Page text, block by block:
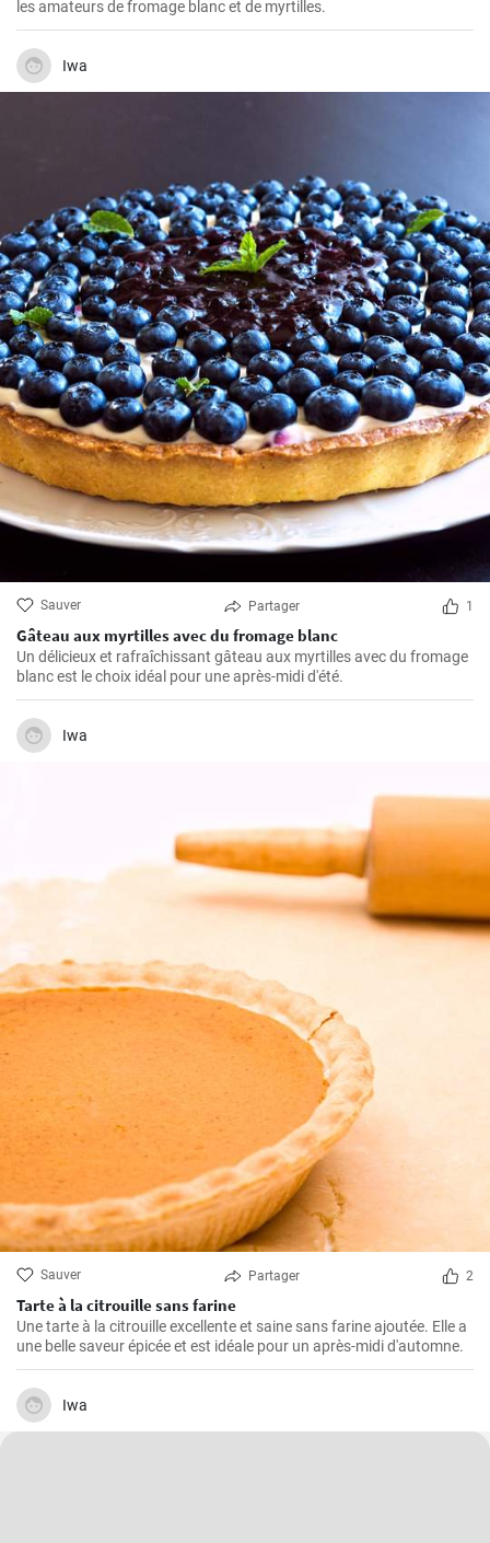
les amateurs de fromage blanc et de myrtilles.
Iwa
Sauver Partager 1
Gâteau aux myrtilles avec du fromage blanc
Un délicieux et rafraîchissant gâteau aux myrtilles avec du fromage
blanc est le choix idéal pour une après-midi d'été.
Iwa
Sauver Partager 2
Tarte à la citrouille sans farine
Une tarte à la citrouille excellente et saine sans farine ajoutée. Elle a
une belle saveur épicée et est idéale pour un après-midi d'automne.
Iwa